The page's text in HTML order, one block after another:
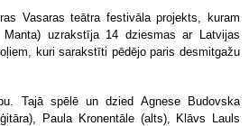
Vasaras teātra festivāla projekts, kuram
Manta) uzrakstīja 14 dziesmas ar Latvijas
kuri sarakstīti pēdējo paris desmitgažu
Tajā spēlē un dzied Agnese Budovska
Paula Kronentāle (alts), Klāvs Lauls